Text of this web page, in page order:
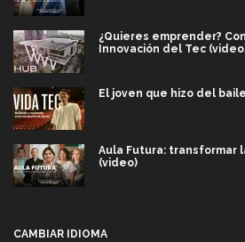
¿Quieres emprender?
Innovación del Tec
El joven que hizo del
Aula Futura: transformar
(video)
CAMBIAR IDIOMA